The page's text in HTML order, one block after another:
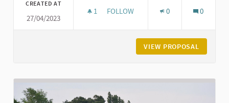
CREATED AT
27/04/2023
1 1 FOLLOWER
FOLLOW 0 0
VIEW PROPOSAL